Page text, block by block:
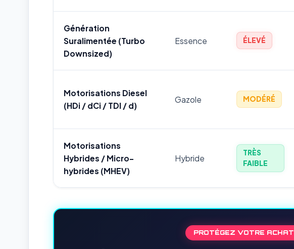
Génération
Suralimentée (Turbo
Downsized)
Essence ÉLEVÉ
Motorisations Diesel
(HDi / dCi / TDI / d)
Gazole MODÉRÉ
Motorisations
Hybrides / Micro-
hybrides (MHEV)
Hybride
TRÈS
FAIBLE
PROTÉGEZ VOTRE ACHAT